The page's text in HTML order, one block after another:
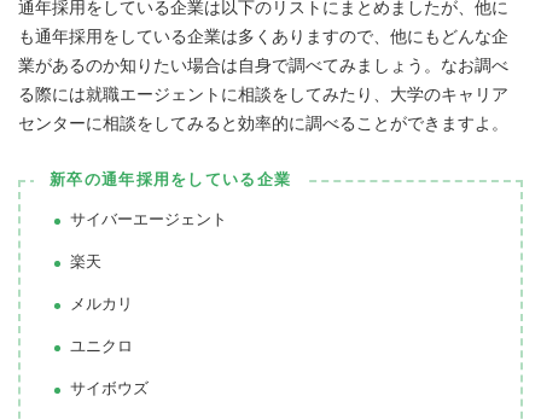
通年採用をしている企業は以下のリストにまとめましたが、他に
も通年採用をしている企業は多くありますので、他にもどんな企
業があるのか知りたい場合は自身で調べてみましょう。なお調べ
る際には就職エージェントに相談をしてみたり、大学のキャリア
センターに相談をしてみると効率的に調べることができますよ。
新卒の通年採用をしている企業
サイバーエージェント
楽天
メルカリ
ユニクロ
サイボウズ